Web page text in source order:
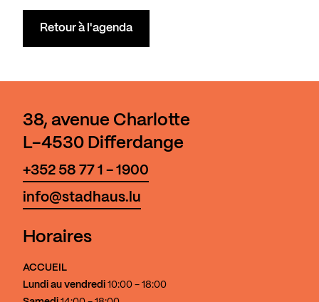
Retour à l'agenda
38, avenue Charlotte
L-4530 Differdange
+352 58 77 1 - 1900
info@stadhaus.lu
Horaires
ACCUEIL
Lundi au vendredi 10:00 - 18:00